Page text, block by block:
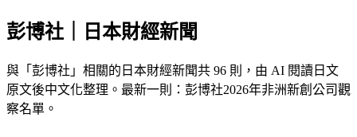
彭博社｜日本財經新聞
與「彭博社」相關的日本財經新聞共 96 則，由 AI 閱讀日文
原文後中文化整理。最新一則：彭博社2026年非洲新創公司觀
察名單。